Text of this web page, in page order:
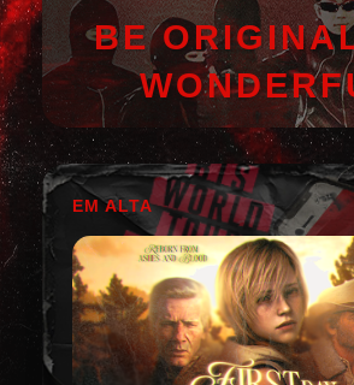
BE
EM ALTA